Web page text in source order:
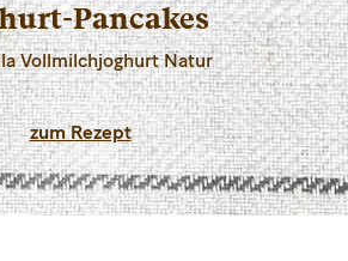
Pancakes
Vollmilchjoghurt Natur
zum Rezept